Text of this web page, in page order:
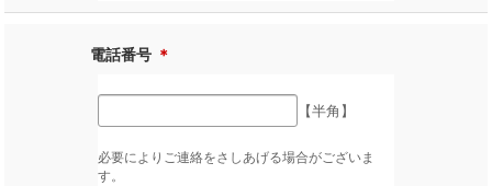
電話番号 ＊
【半角】
必要によりご連絡をさしあげる場合がございま
す。